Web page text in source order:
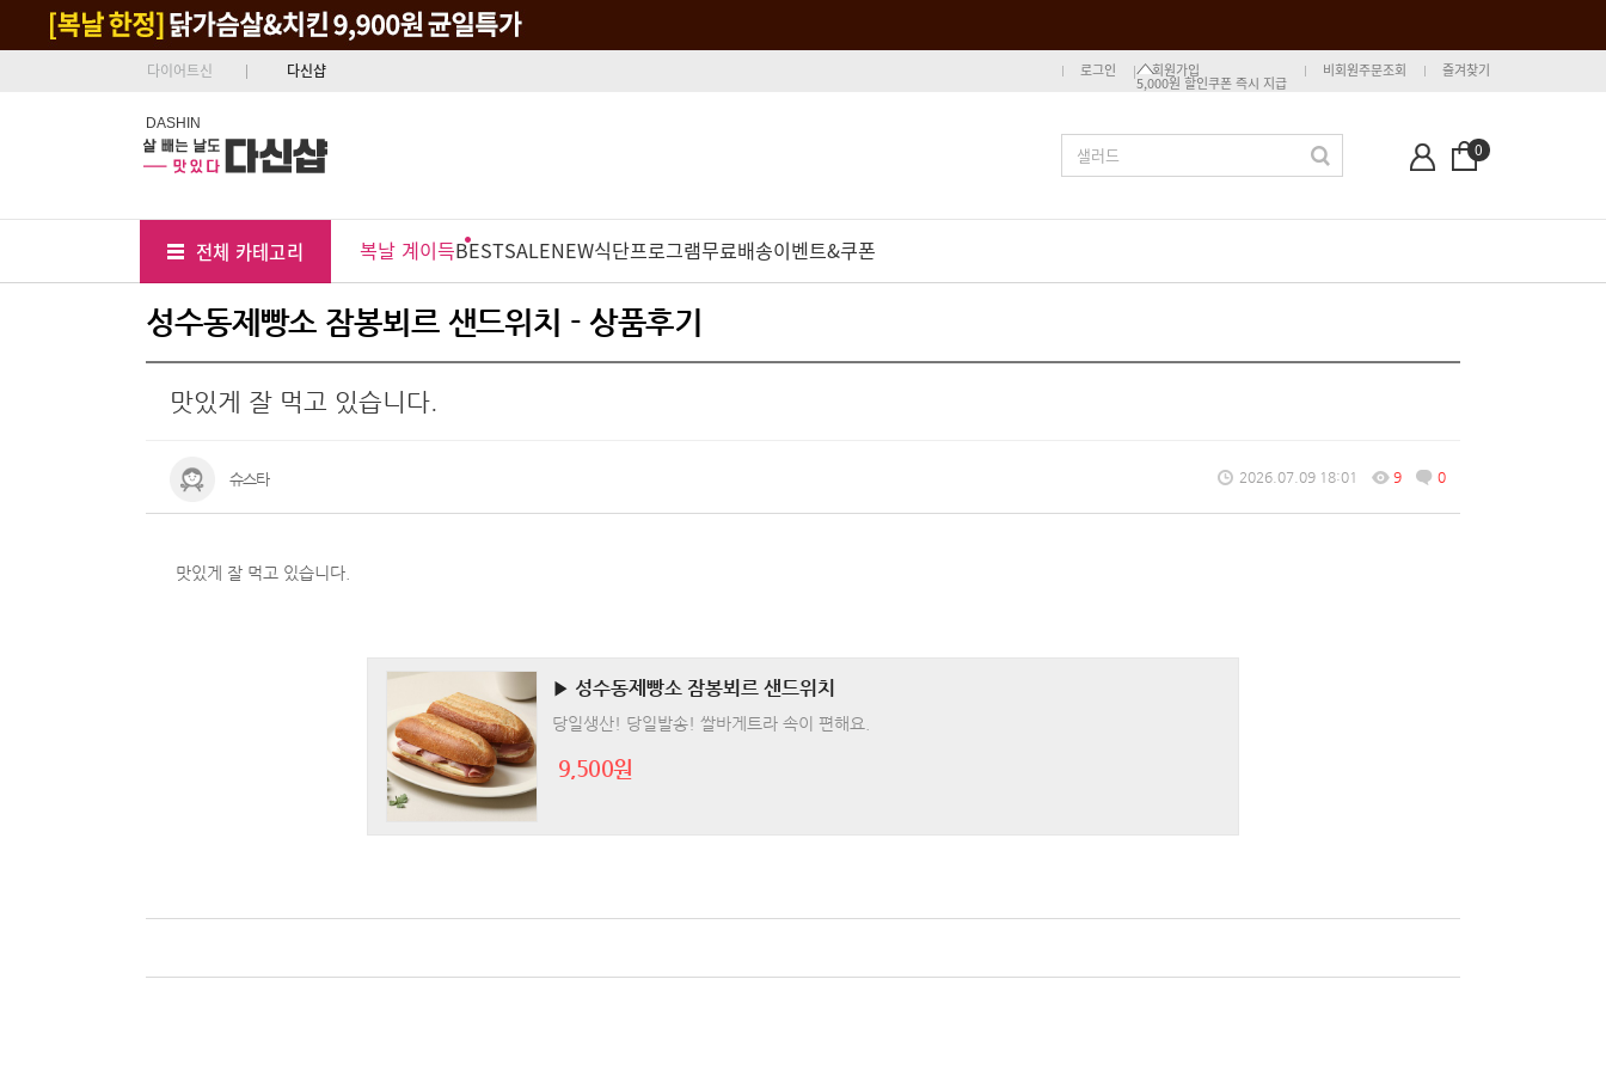
다이어트신 다신샵 로그인 회원가입
5,000원 할인쿠폰 즉시 지급
비회원주문조회 즐겨찾기
DASHIN
0
전체 카테고리 복날 계이득BESTSALENEW식단프로그램무료배송이벤트&쿠폰
성수동제빵소 잠봉뵈르 샌드위치 - 상품후기
맛있게 잘 먹고 있습니다.
슈스타 2026.07.09 18:01 9 0
맛있게 잘 먹고 있습니다.
▶ 성수동제빵소 잠봉뵈르 샌드위치
당일생산! 당일발송! 쌀바게트라 속이 편해요.
9,500원